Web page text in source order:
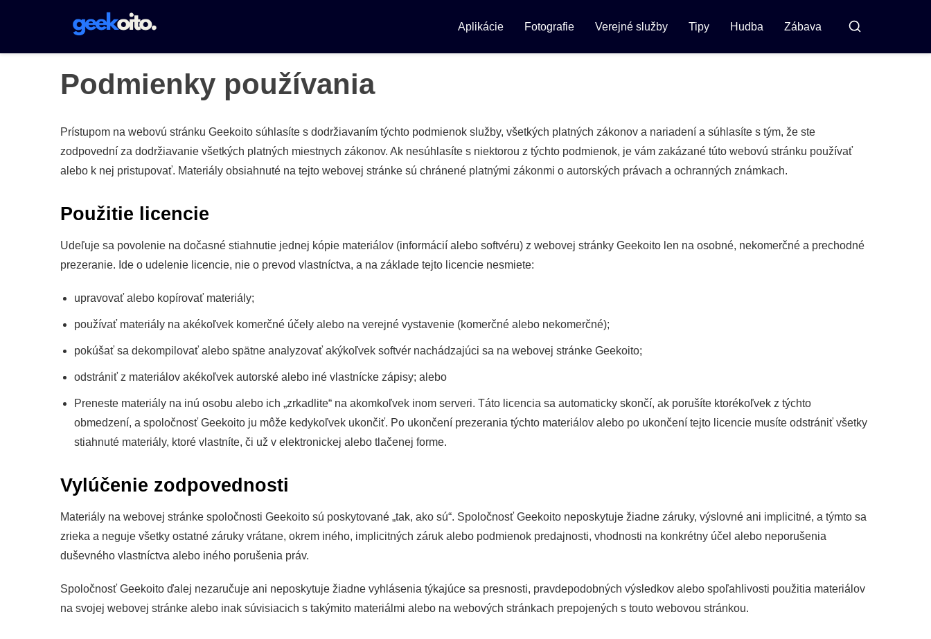
Aplikácie Fotografie Verejné služby Tipy Hudba Zábava Vyhľadávanie
Podmienky používania
Prístupom na webovú stránku Geekoito súhlasíte s dodržiavaním týchto podmienok služby, všetkých platných zákonov a nariadení a súhlasíte s tým, že ste
zodpovední za dodržiavanie všetkých platných miestnych zákonov. Ak nesúhlasíte s niektorou z týchto podmienok, je vám zakázané túto webovú stránku používať
alebo k nej pristupovať. Materiály obsiahnuté na tejto webovej stránke sú chránené platnými zákonmi o autorských právach a ochranných známkach.
Použitie licencie
Udeľuje sa povolenie na dočasné stiahnutie jednej kópie materiálov (informácií alebo softvéru) z webovej stránky Geekoito len na osobné, nekomerčné a prechodné
prezeranie. Ide o udelenie licencie, nie o prevod vlastníctva, a na základe tejto licencie nesmiete:
upravovať alebo kopírovať materiály;
používať materiály na akékoľvek komerčné účely alebo na verejné vystavenie (komerčné alebo nekomerčné);
pokúšať sa dekompilovať alebo spätne analyzovať akýkoľvek softvér nachádzajúci sa na webovej stránke Geekoito;
odstrániť z materiálov akékoľvek autorské alebo iné vlastnícke zápisy; alebo
Preneste materiály na inú osobu alebo ich „zrkadlite“ na akomkoľvek inom serveri. Táto licencia sa automaticky skončí, ak porušíte ktorékoľvek z týchto
obmedzení, a spoločnosť Geekoito ju môže kedykoľvek ukončiť. Po ukončení prezerania týchto materiálov alebo po ukončení tejto licencie musíte odstrániť všetky
stiahnuté materiály, ktoré vlastníte, či už v elektronickej alebo tlačenej forme.
Vylúčenie zodpovednosti
Materiály na webovej stránke spoločnosti Geekoito sú poskytované „tak, ako sú“. Spoločnosť Geekoito neposkytuje žiadne záruky, výslovné ani implicitné, a týmto sa
zrieka a neguje všetky ostatné záruky vrátane, okrem iného, implicitných záruk alebo podmienok predajnosti, vhodnosti na konkrétny účel alebo neporušenia
duševného vlastníctva alebo iného porušenia práv.
Spoločnosť Geekoito ďalej nezaručuje ani neposkytuje žiadne vyhlásenia týkajúce sa presnosti, pravdepodobných výsledkov alebo spoľahlivosti použitia materiálov
na svojej webovej stránke alebo inak súvisiacich s takýmito materiálmi alebo na webových stránkach prepojených s touto webovou stránkou.